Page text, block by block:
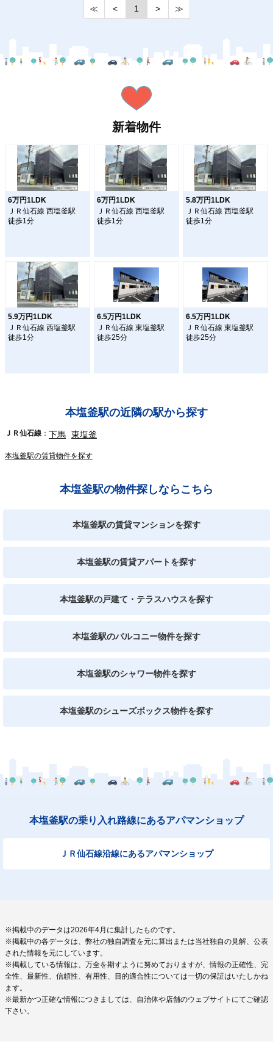
≪ < 1 > ≫
新着物件
6万円1LDK
ＪＲ仙石線 西塩釜駅
徒歩1分
6万円1LDK
ＪＲ仙石線 西塩釜駅
徒歩1分
5.8万円1LDK
ＪＲ仙石線 西塩釜駅
徒歩1分
5.9万円1LDK
ＪＲ仙石線 西塩釜駅
徒歩1分
6.5万円1LDK
ＪＲ仙石線 東塩釜駅
徒歩25分
6.5万円1LDK
ＪＲ仙石線 東塩釜駅
徒歩25分
本塩釜駅の近隣の駅から探す
ＪＲ仙石線 下馬 東塩釜
本塩釜駅の賃貸物件を探す
本塩釜駅の物件探しならこちら
本塩釜駅の賃貸マンションを探す
本塩釜駅の賃貸アパートを探す
本塩釜駅の戸建て・テラスハウスを探す
本塩釜駅のバルコニー物件を探す
本塩釜駅のシャワー物件を探す
本塩釜駅のシューズボックス物件を探す
本塩釜駅の乗り入れ路線にあるアパマンショップ
ＪＲ仙石線沿線にあるアパマンショップ
※掲載中のデータは2026年4月に集計したものです。
※掲載中の各データは、弊社の独自調査を元に算出または当社独自の見解、公表
された情報を元にしています。
※掲載している情報は、万全を期すように努めておりますが、情報の正確性、完
全性、最新性、信頼性、有用性、目的適合性については一切の保証はいたしかね
ます。
※最新かつ正確な情報につきましては、自治体や店舗のウェブサイトにてご確認
下さい。